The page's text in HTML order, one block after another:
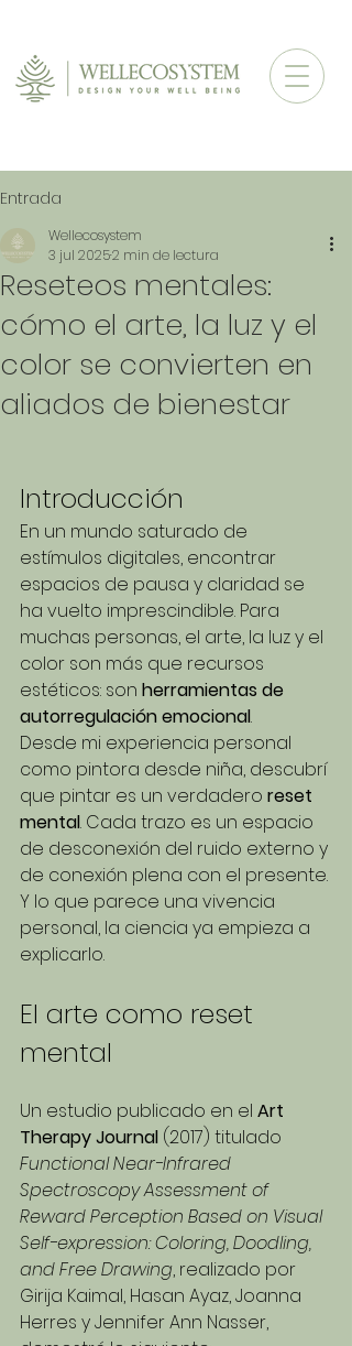
Entrada
Reseteos mentales:
cómo el arte, la luz y el
color se convierten en
aliados de bienestar
Wellecosystem
3 jul 20252 min de lectura
Introducción
En un mundo saturado de
estímulos digitales, encontrar
espacios de pausa y claridad se
ha vuelto imprescindible. Para
muchas personas, el arte, la luz y el
color son más que recursos
estéticos: son herramientas de
autorregulación emocional.
Desde mi experiencia personal
como pintora desde niña, descubrí
que pintar es un verdadero reset
mental. Cada trazo es un espacio
de desconexión del ruido externo y
de conexión plena con el presente.
Y lo que parece una vivencia
personal, la ciencia ya empieza a
explicarlo.
El arte como reset
mental
Un estudio publicado en el Art
Therapy Journal (2017) titulado
Functional Near-Infrared
Spectroscopy Assessment of
Reward Perception Based on Visual
Self-expression: Coloring, Doodling,
and Free Drawing, realizado por
Girija Kaimal, Hasan Ayaz, Joanna
Herres y Jennifer Ann Nasser,